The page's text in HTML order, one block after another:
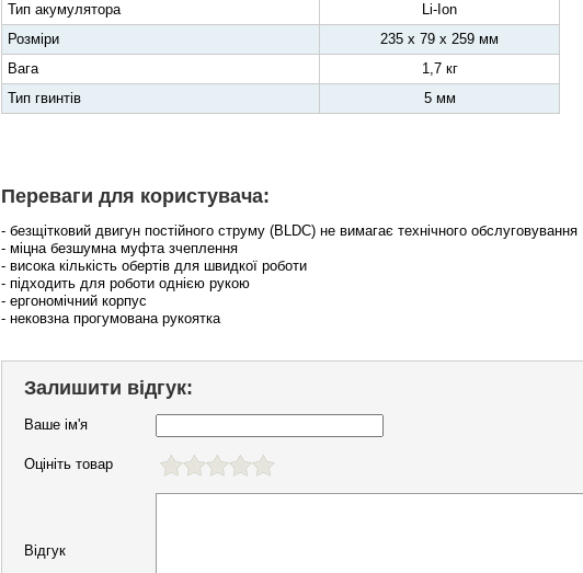
Тип акумулятора
Li-Ion
Розміри
235 x 79 x 259 мм
Вага
1,7 кг
Тип гвинтів
5 мм
Переваги для користувача:
- безщітковий двигун постійного струму (BLDC) не вимагає технічного обслуговування
- міцна безшумна муфта зчеплення
- висока кількість обертів для швидкої роботи
- підходить для роботи однією рукою
- ергономічний корпус
- нековзна прогумована рукоятка
Залишити відгук:
Ваше ім'я
Оцініть товар
Відгук